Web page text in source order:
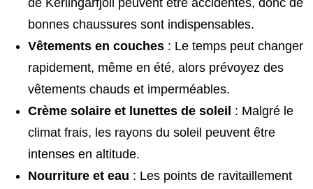
bonnes chaussures sont indispensables.
Vêtements en couches : Le temps peut changer
rapidement, même en été, alors prévoyez des
vêtements chauds et imperméables.
Crème solaire et lunettes de soleil : Malgré le
climat frais, les rayons du soleil peuvent être
intenses en altitude.
Nourriture et eau : Les points de ravitaillement